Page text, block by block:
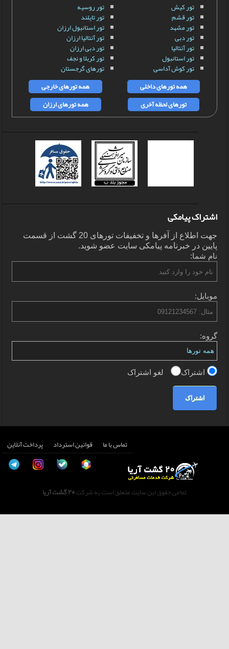
تور کیش
تور قشم
تور مشهد
تور دبی
تور آنتالیا
تور استانبول
تور کوش آداسی
تور روسیه
تور تایلند
تور استانبول ارزان
تور آنتالیا ارزان
تور دبی ارزان
تور کربلا و نجف
تورهای گرجستان
همه تورهای داخلی
همه تورهای خارجی
تورهای لحظه آخری
همه تورهای ارزان
اشتراک پیامکی
جهت اطلاع از آفرها و تخفیفات تورهای 20 گشت از قسمت
پایین در خبرنامه پیامکی سایت عضو شوید.
نام شما:
موبایل:
گروه:
اشتراک لغو اشتراک
اشتراک
تماس با ما قوانین استرداد پرداخت آنلاین
تمامی حقوق این سایت متعلق است به شرکت20 گشت آریا